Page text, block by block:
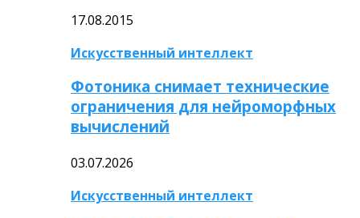
17.08.2015
Искусственный интеллект
Фотоника снимает технические
ограничения для нейроморфных
вычислений
03.07.2026
Искусственный интеллект